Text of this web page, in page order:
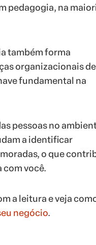
pedagogia, na
também forma
organizacionais
fundamental na
pessoas no
a identificar
o que
você.
a leitura e veja
negócio.